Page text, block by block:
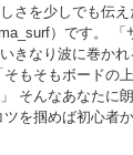
さを少しでも伝え
）です。 「
きなり波に巻かれ
もそもボードの
そんなあなたに
を掴めば初心者か